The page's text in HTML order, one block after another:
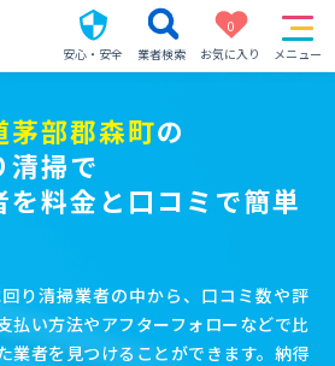
安心・安全 業者検索
0
お気に入り
メニュー
茅部郡森町の
清掃で
を料金と口コミで簡単
り清掃業者の中から、口コミ数や評
払い方法やアフターフォローなどで比
業者を見つけることができます。納得